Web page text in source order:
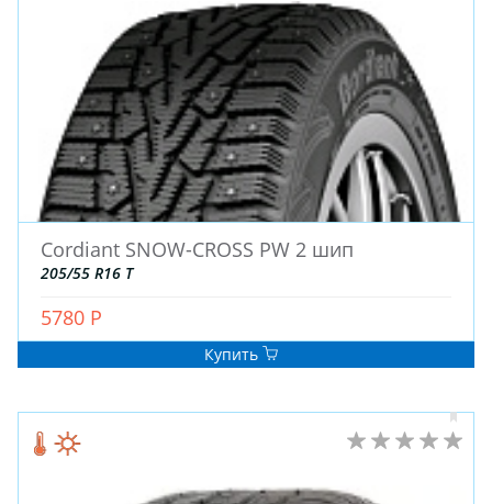
ЗИМНИЕ
ДЛЯ СПЕЦТЕХНИКИ
ДЛЯ ГРУЗОВЫХ АВТО
Cordiant SNOW-CROSS PW 2 шип
205/55 R16 T
5780 Р
Купить